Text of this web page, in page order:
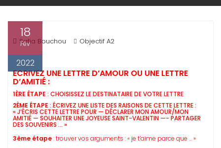
18
Fév
2022
Safia Bouchou Objectif A2
ECRIVEZ UNE LETTRE D’AMOUR OU UNE LETTRE
D’AMITIÉ :
1ÈRE ÉTAPE : CHOISISSEZ LE DESTINATAIRE DE VOTRE LETTRE
2ÈME ÉTAPE : ÉCRIVEZ UNE LISTE DES RAISONS DE CETTE LETTRE :
« J’ÉCRIS CETTE LETTRE POUR — DÉCLARER MON AMOUR/MON
AMITIÉ — SOUHAITER UNE JOYEUSE SAINT-VALENTIN —- PARTAGER
DES SOUVENIRS … »
3ème étape: trouver vos arguments :« je t’aime parce que … »